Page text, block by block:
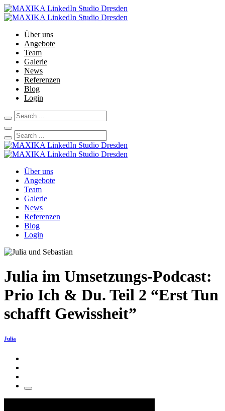
Über uns
Angebote
Team
Galerie
News
Referenzen
Blog
Login
Über uns
Angebote
Team
Galerie
News
Referenzen
Blog
Login
Julia im Umsetzungs-Podcast:
Prio Ich & Du. Teil 2 “Erst Tun
schafft Gewissheit”
Julia